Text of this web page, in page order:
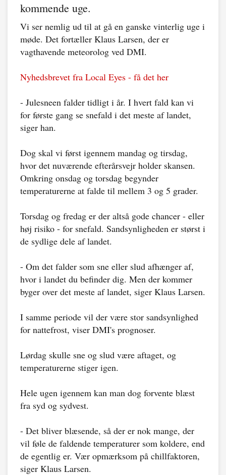
kommende uge.
Vi ser nemlig ud til at gå en ganske vinterlig uge i
møde. Det fortæller Klaus Larsen, der er
vagthavende meteorolog ved DMI.
Nyhedsbrevet fra Local Eyes - få det her
- Julesneen falder tidligt i år. I hvert fald kan vi
for første gang se snefald i det meste af landet,
siger han.
Dog skal vi først igennem mandag og tirsdag,
hvor det nuværende efterårsvejr holder skansen.
Omkring onsdag og torsdag begynder
temperaturerne at falde til mellem 3 og 5 grader.
Torsdag og fredag er der altså gode chancer - eller
høj risiko - for snefald. Sandsynligheden er størst i
de sydlige dele af landet.
- Om det falder som sne eller slud afhænger af,
hvor i landet du befinder dig. Men der kommer
byger over det meste af landet, siger Klaus Larsen.
I samme periode vil der være stor sandsynlighed
for nattefrost, viser DMI's prognoser.
Lørdag skulle sne og slud være aftaget, og
temperaturerne stiger igen.
Hele ugen igennem kan man dog forvente blæst
fra syd og sydvest.
- Det bliver blæsende, så der er nok mange, der
vil føle de faldende temperaturer som koldere, end
de egentlig er. Vær opmærksom på chillfaktoren,
siger Klaus Larsen.